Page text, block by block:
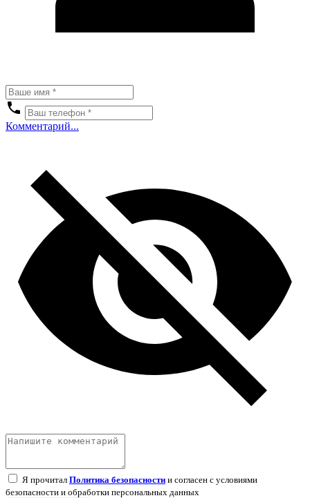
Комментарий...
Я прочитал Политика безопасности и согласен с условиями
безопасности и обработки персональных данных